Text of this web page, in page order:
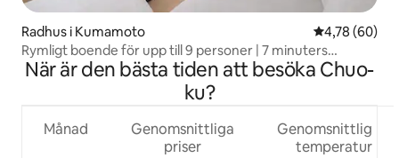
Radhus i Kumamoto 4,78 av 5 i
4,78 (60)
Rymligt boende för upp till 9 personer | 7 minuters
promenad från Kumamoto Station | Rekommenderas för
familjeresor och gruppresor | Gratis Wi-Fi
När är den bästa tiden att besöka Chuo-
ku?
Månad
Genomsnittliga
priser
Genomsnittlig
temperatur